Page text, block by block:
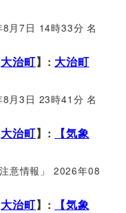
月7日 14時33分 名
大治町】: 大治町
月3日 23時41分 名
大治町】:
【気象
意情報」 2026年08
大治町】:
【気象